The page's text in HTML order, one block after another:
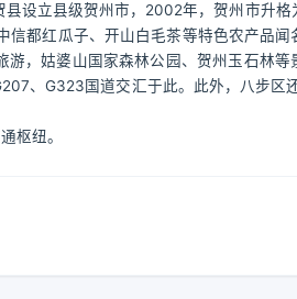
设立县级贺州市，2002年，贺州市升格
都红瓜子、开山白毛茶等特色农产品闻
，姑婆山国家森林公园、贺州玉石林等
、G323国道交汇于此。此外，八步区
枢纽。